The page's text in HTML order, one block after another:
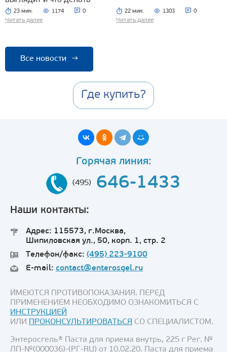
23 мин. 1174 0
Читать далее
22 мин. 1303 0
Читать далее
Все новости →
Где купить?
Горячая линия:
(495) 646-1433
Наши контакты:
Адрес: 115573, г.Москва,
Шипиловская ул., 50, корп. 1, стр. 2
Телефон/факс: (495) 223-9100
E-mail: contact@enterosgel.ru
ИМЕЮТСЯ ПРОТИВОПОКАЗАНИЯ. ПЕРЕД
ПРИМЕНЕНИЕМ НЕОБХОДИМО ОЗНАКОМИТЬСЯ С
ИНСТРУКЦИЕЙ
ИЛИ ПРОКОНСУЛЬТИРОВАТЬСЯ СО СПЕЦИАЛИСТОМ.
Энтеросгель® Паста для приема внутрь, 225 г Рег. №
ЛП-№(000036)-(РГ-RU) от 10.02.20. Паста для приема